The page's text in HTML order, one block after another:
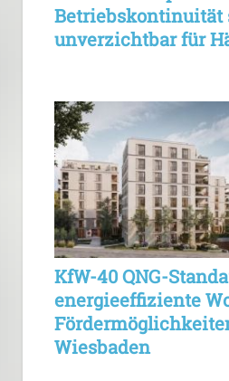
Betriebskontinuität
unverzichtbar für
KfW-40 QNG-
energieeffiziente
Wiesbaden